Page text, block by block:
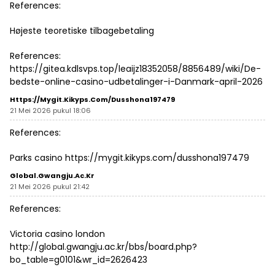
References:
Højeste teoretiske tilbagebetaling
References:
https://gitea.kdlsvps.top/leaijz18352058/8856489/wiki/De-
bedste-online-casino-udbetalinger-i-Danmark-april-2026
Https://mygit.kikyps.com/dusshona197479
21 Mei 2026 pukul 18:06
References:
Parks casino https://mygit.kikyps.com/dusshona197479
Global.gwangju.ac.kr
21 Mei 2026 pukul 21:42
References:
Victoria casino london
http://global.gwangju.ac.kr/bbs/board.php?
bo_table=g0101&wr_id=2626423